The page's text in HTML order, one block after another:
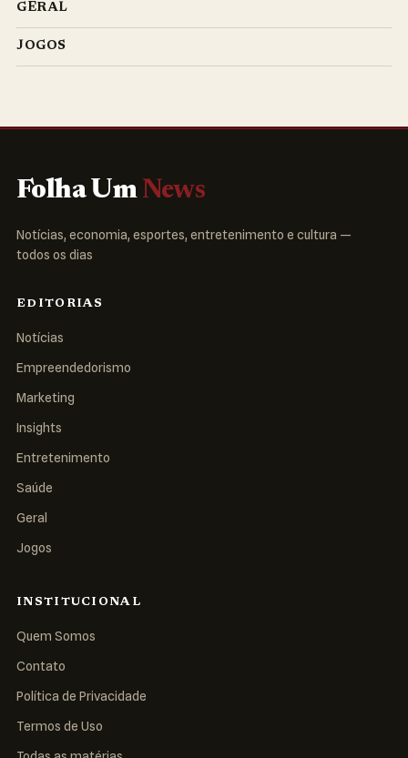
GERAL
JOGOS
Folha Um News
Notícias, economia, esportes, entretenimento e cultura —
todos os dias
EDITORIAS
Notícias
Empreendedorismo
Marketing
Insights
Entretenimento
Saúde
Geral
Jogos
INSTITUCIONAL
Quem Somos
Contato
Política de Privacidade
Termos de Uso